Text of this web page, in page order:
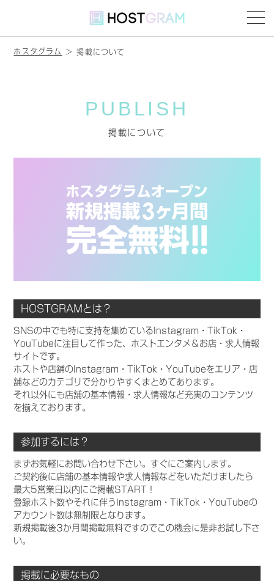
ホスタグラム 掲載について
PUBLISH
掲載について
HOSTGRAMとは？
SNSの中でも特に支持を集めているInstagram・TikTok・
YouTubeに注目して作った、ホストエンタメ＆お店・求人情報
サイトです。
ホストや店舗のInstagram・TikTok・YouTubeをエリア・店
舗などのカテゴリで分かりやすくまとめてあります。
それ以外にも店舗の基本情報・求人情報など充実のコンテンツ
を揃えております。
参加するには？
まずお気軽にお問い合わせ下さい。すぐにご案内します。
ご契約後に店舗の基本情報や求人情報などをいただけましたら
最大5営業日以内にご掲載START！
登録ホスト数やそれに伴うInstagram・TikTok・YouTubeの
アカウント数は無制限となります。
新規掲載後3か月間掲載無料ですのでこの機会に是非お試し下さ
い。
掲載に必要なもの